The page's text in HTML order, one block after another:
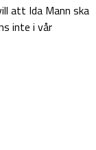
att Ida Mann ska
inte i vår